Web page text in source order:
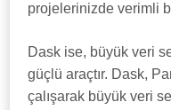
projelerinizde verimli
Dask ise, büyük veri
güçlü araçtır. Dask,
çalışarak büyük veri